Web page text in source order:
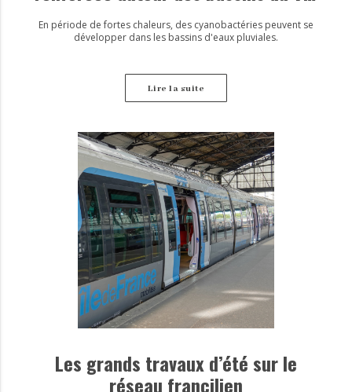
d’Europe
En période de fortes chaleurs, des cyanobactéries peuvent se
développer dans les bassins d'eaux pluviales.
Lire la suite
Les grands travaux d’été sur le
réseau francilien